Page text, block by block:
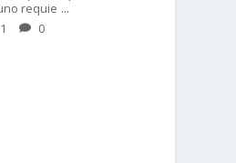
requie ...
1 0